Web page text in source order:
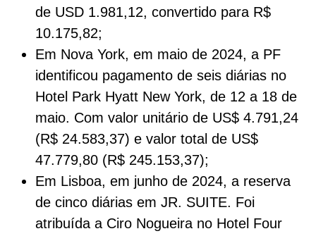
de USD 1.981,12, convertido para R$
10.175,82;
Em Nova York, em maio de 2024, a PF
identificou pagamento de seis diárias no
Hotel Park Hyatt New York, de 12 a 18 de
maio. Com valor unitário de US$ 4.791,24
(R$ 24.583,37) e valor total de US$
47.779,80 (R$ 245.153,37);
Em Lisboa, em junho de 2024, a reserva
de cinco diárias em JR. SUITE. Foi
atribuída a Ciro Nogueira no Hotel Four